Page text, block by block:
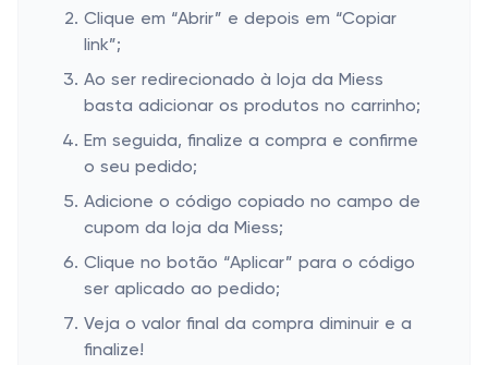
Clique em “Abrir” e depois em “Copiar
link”;
Ao ser redirecionado à loja da Miess
basta adicionar os produtos no carrinho;
Em seguida, finalize a compra e confirme
o seu pedido;
Adicione o código copiado no campo de
cupom da loja da Miess;
Clique no botão “Aplicar” para o código
ser aplicado ao pedido;
Veja o valor final da compra diminuir e a
finalize!